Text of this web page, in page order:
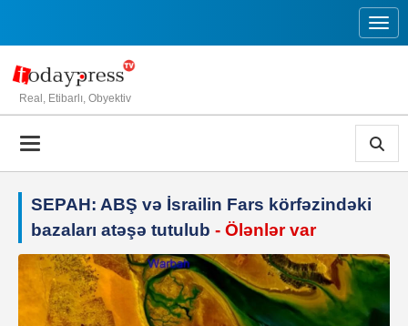
Real, Etibarlı, Obyektiv
SEPAH: ABŞ və İsrailin Fars körfəzindəki
bazaları atəşə tutulub - Ölənlər var